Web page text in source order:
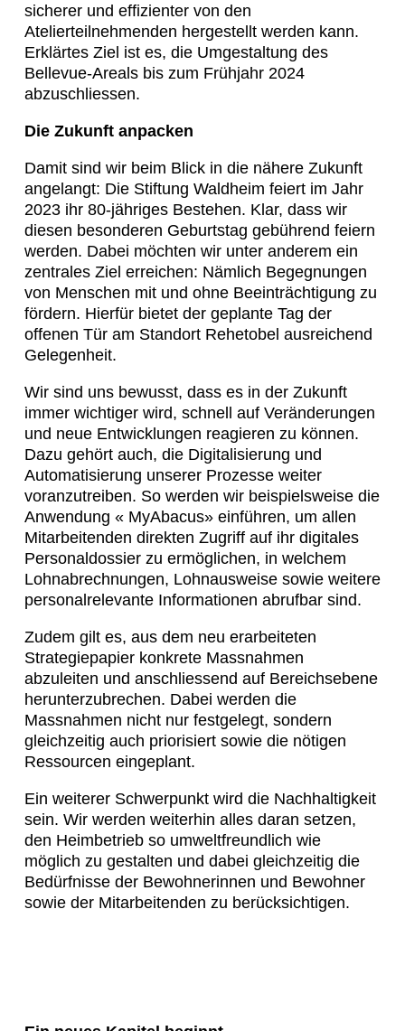
sicherer und effizienter von den
Atelierteilnehmenden hergestellt werden kann.
Erklärtes Ziel ist es, die Umgestaltung des
Bellevue-Areals bis zum Frühjahr 2024
abzuschliessen.
Die Zukunft anpacken
Damit sind wir beim Blick in die nähere Zukunft
angelangt: Die Stiftung Waldheim feiert im Jahr
2023 ihr 80-jähriges Bestehen. Klar, dass wir
diesen besonderen Geburtstag gebührend feiern
werden. Dabei möchten wir unter anderem ein
zentrales Ziel erreichen: Nämlich Begegnungen
von Menschen mit und ohne Beeinträchtigung zu
fördern. Hierfür bietet der geplante Tag der
offenen Tür am Standort Rehetobel ausreichend
Gelegenheit.
Wir sind uns bewusst, dass es in der Zukunft
immer wichtiger wird, schnell auf Veränderungen
und neue Entwicklungen reagieren zu können.
Dazu gehört auch, die Digitalisierung und
Automatisierung unserer Prozesse weiter
voranzutreiben. So werden wir beispielsweise die
Anwendung « MyAbacus» einführen, um allen
Mitarbeitenden direkten Zugriff auf ihr digitales
Personaldossier zu ermöglichen, in welchem
Lohnabrechnungen, Lohnausweise sowie weitere
personalrelevante Informationen abrufbar sind.
Zudem gilt es, aus dem neu erarbeiteten
Strategiepapier konkrete Massnahmen
abzuleiten und anschliessend auf Bereichsebene
herunterzubrechen. Dabei werden die
Massnahmen nicht nur festgelegt, sondern
gleichzeitig auch priorisiert sowie die nötigen
Ressourcen eingeplant.
Ein weiterer Schwerpunkt wird die Nachhaltigkeit
sein. Wir werden weiterhin alles daran setzen,
den Heimbetrieb so umweltfreundlich wie
möglich zu gestalten und dabei gleichzeitig die
Bedürfnisse der Bewohnerinnen und Bewohner
sowie der Mitarbeitenden zu berücksichtigen.